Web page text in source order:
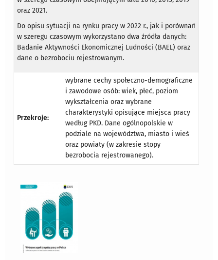
oraz 2021.
Do opisu sytuacji na rynku pracy w 2022 r., jak i porównań
w szeregu czasowym wykorzystano dwa źródła danych:
Badanie Aktywności Ekonomicznej Ludności (BAEL) oraz
dane o bezrobociu rejestrowanym.
Przekroje:
wybrane cechy społeczno-demograficzne
i zawodowe osób: wiek, płeć, poziom
wykształcenia oraz wybrane
charakterystyki opisujące miejsca pracy
według PKD. Dane ogólnopolskie w
podziale na województwa, miasto i wieś
oraz powiaty (w zakresie stopy
bezrobocia rejestrowanego).